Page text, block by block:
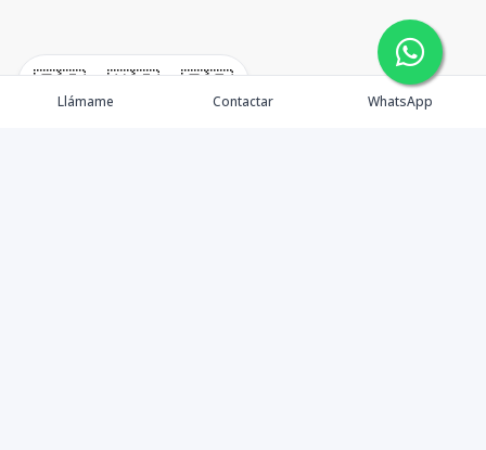
🇪🇸 🇺🇸 🇫🇷
Llámame Contactar WhatsApp